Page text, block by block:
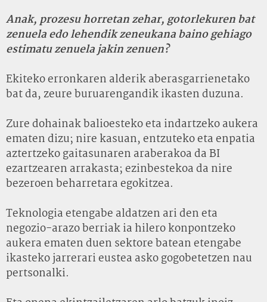
Anak, prozesu horretan zehar, gotorlekuren bat
zenuela edo lehendik zeneukana baino gehiago
estimatu zenuela jakin zenuen?
Ekiteko erronkaren alderik aberasgarrienetako
bat da, zeure buruarengandik ikasten duzuna.
Zure dohainak balioesteko eta indartzeko aukera
ematen dizu; nire kasuan, entzuteko eta enpatia
aztertzeko gaitasunaren araberakoa da BI
ezartzearen arrakasta; ezinbestekoa da nire
bezeroen beharretara egokitzea.
Teknologia etengabe aldatzen ari den eta
negozio-arazo berriak ia hilero konpontzeko
aukera ematen duen sektore batean etengabe
ikasteko jarrerari eustea asko gogobetetzen nau
pertsonalki.